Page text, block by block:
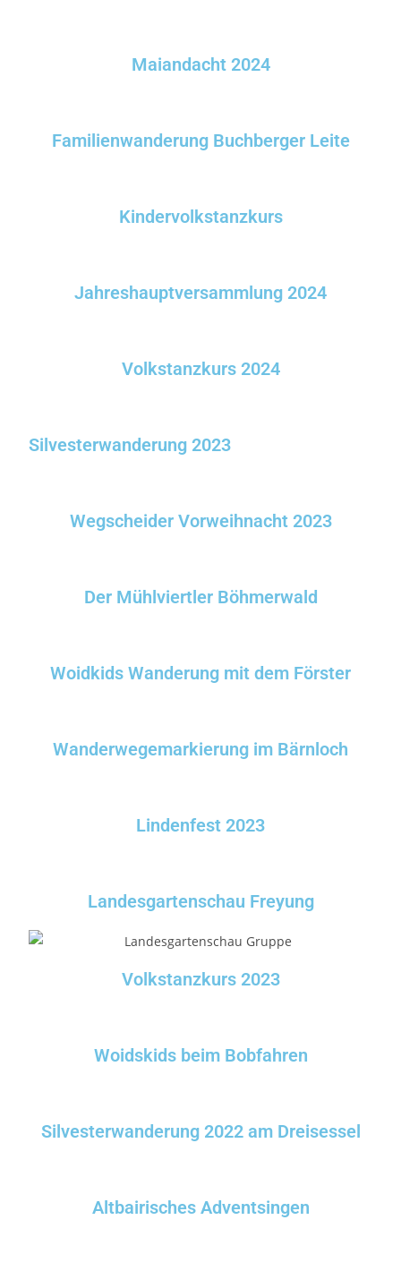
Maiandacht 2024
Familienwanderung Buchberger Leite
Kindervolkstanzkurs
Jahreshauptversammlung 2024
Volkstanzkurs 2024
Silvesterwanderung 2023
Wegscheider Vorweihnacht 2023
Der Mühlviertler Böhmerwald
Woidkids Wanderung mit dem Förster
Wanderwegemarkierung im Bärnloch
Lindenfest 2023
Landesgartenschau Freyung
Volkstanzkurs 2023
Woidskids beim Bobfahren
Silvesterwanderung 2022 am Dreisessel
Altbairisches Adventsingen